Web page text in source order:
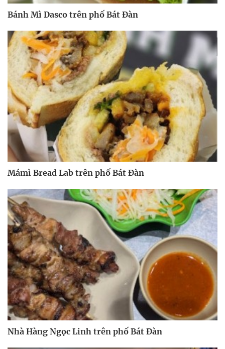
Bánh Mì Dasco trên phố Bát Đàn
Mámì Bread Lab trên phố Bát Đàn
Nhà Hàng Ngọc Linh trên phố Bát Đàn